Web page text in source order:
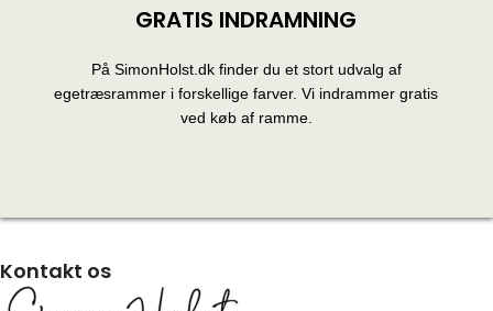
GRATIS INDRAMNING
På SimonHolst.dk finder du et stort udvalg af
egetræsrammer i forskellige farver. Vi indrammer gratis
ved køb af ramme.
Kontakt os